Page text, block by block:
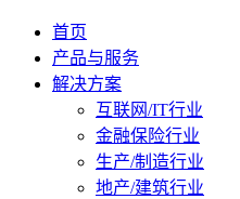
首页
产品与服务
解决方案
互联网/IT行业
金融保险行业
生产/制造行业
地产/建筑行业